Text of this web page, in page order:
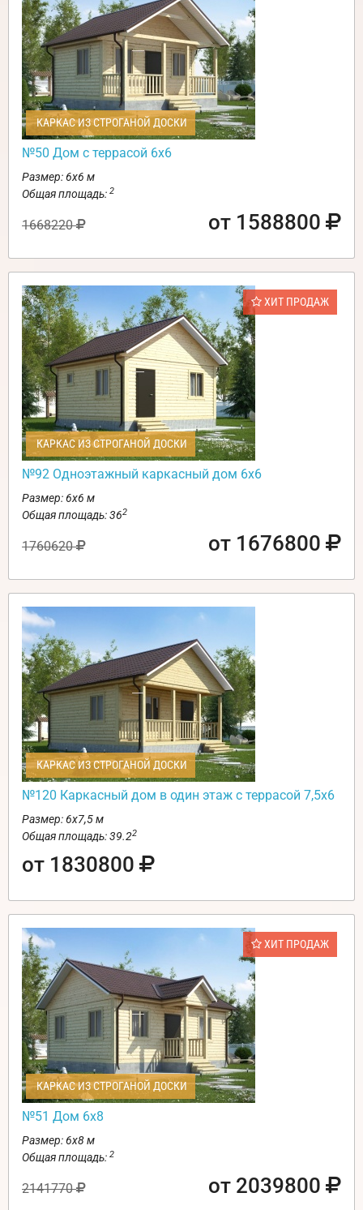
КАРКАС ИЗ СТРОГАНОЙ ДОСКИ
№50 Дом с террасой 6х6
Размер: 6х6 м
Общая площадь: 2
1668220 от 1588800
ХИТ ПРОДАЖ
КАРКАС ИЗ СТРОГАНОЙ ДОСКИ
№92 Одноэтажный каркасный дом 6х6
Размер: 6х6 м
Общая площадь: 362
1760620 от 1676800
КАРКАС ИЗ СТРОГАНОЙ ДОСКИ
№120 Каркасный дом в один этаж с террасой 7,5х6
Размер: 6х7,5 м
Общая площадь: 39.22
от 1830800
ХИТ ПРОДАЖ
КАРКАС ИЗ СТРОГАНОЙ ДОСКИ
№51 Дом 6х8
Размер: 6х8 м
Общая площадь: 2
2141770 от 2039800